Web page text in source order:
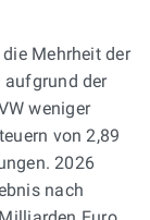
Mehrheit der
aufgrund der
weniger
von 2,89
2026
nach